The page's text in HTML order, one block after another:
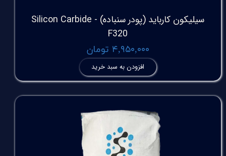
سیلیکون کارباید (پودر سنباده) - Silicon Carbide
F320
۴,۹۵۰,۰۰۰ تومان
افزودن به سبد خرید